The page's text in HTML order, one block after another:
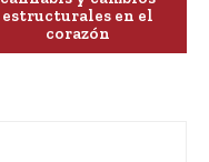
estructurales en el
corazón